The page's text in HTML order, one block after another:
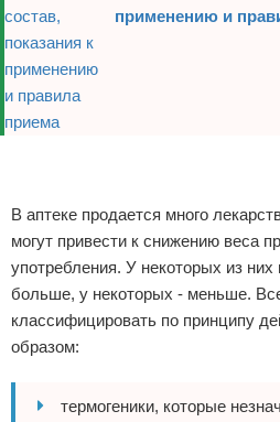
применению и
В аптеке продается много
могут привести к снижению веса
употребления. У некоторых из них
больше, у некоторых - меньше.
классифицировать по принципу
образом:
термогеники, которые